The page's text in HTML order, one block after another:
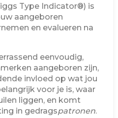
Type Indicator®) is
aangeboren
en evalueren na
eenvoudig,
aangeboren zijn,
invloed op wat jou
voor je is, waar
liggen, en komt
in gedragspatronen.